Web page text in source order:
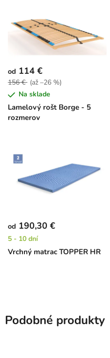
Lamelový rošt Borge - 5
rozmerov
od 114 €
156 € (až –26 %)
Na sklade
Vrchný matrac TOPPER HR
od 190,30 €
5 - 10 dní
Podobné produkty